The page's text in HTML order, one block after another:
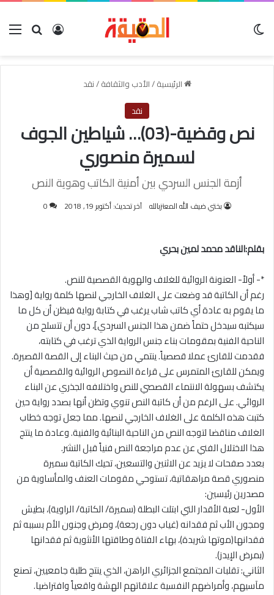
بحث عنتسجيل
الرئيسية/الأدب والثقافة/نقد
نقد
نص وقضية-(03)… شياطين الجوف
لسميرة منصوري
أزمة الجنس السردي بين أمنية الكاتب وهوية النص
بختي ضيف الله المعتزبالله آخر تحديث: أكتوبر 19, 2018 0
بقلم:الناقد محمد لمين بحري
*- أولاً- العنونة الروائية للغلاف والهوية القصصية للنص.
رغم أن الكاتبة قد وضعت على الغلاف الخارجي لنصها كلمة رواية [وهذا
ما يقوم به عادة أي كاتب شاب يرغب في كتابة رواية فيظن أن كل ما
سيكتبه سيدخل حتماً ضمن هذا الجنس السردي]، دون أن تتسلح من
الناحية الفنية بمقومات بناء جنس الرواية الذي ترغب في كتابته،
فقدمت للقارئ عملا قصصياً. ينتمي من حيث البناء إلى القصة القصيرة.
ويمكن للقارئ المتمرس على قراءة النصوص الروائية والقصصية أن
يكتشف بسهولة الانتماء القصصي للنص واختلافه الجذري عن البناء
الروائي. على الرغم من أن كاتبة النص تنوي وتظن أنها بصدد رواية حين
كتبت هذه الكلمة على الغلاف الخارجي لنصها. مما جعل توجه خطاب
الغلاف مناقضا لتوجه النص من الناحية البنائية والفنية. وعادة ما ينتج
هذا الاختلال الفني عن عدم مراجعة النص فنياً قبل النشر.
بعدد صفحات لا يزيد عن الاثنين والتسعين، تحيك الكاتبة سميرة
منصوري قصة مراهقاتية، تستوحي مقومات العنف والمأساوية من
مصدرين رئيسين:
الأول- لعبة الأقدار التي ابتلت البطلة (سميرة/ الكاتبة/ الراوية)، بطيش
ومجون الأب ثم فقدانه (غياب دون رجعة)، ومرض وجنون الأم بسببه ثم
فقدانها(موتها شريدة)، بهاء الفتاة وطاقتها الأنثوية ثم فقدانها
(بمرض الإيدز).
الثاني: تقلبات المجتمع الجزائري الراهن، الذي ينتج طلبة جامعيين، تصنع
مآسيهم، وأمراضهم النفسية علاقاتهم الهشة واقعياً وافتراضيا.